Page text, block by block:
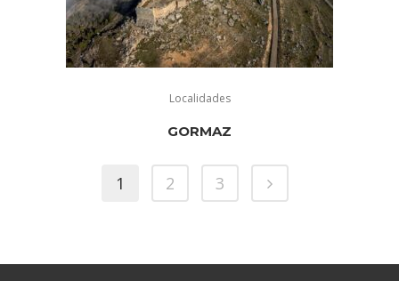
Localidades
GORMAZ
1 2 3